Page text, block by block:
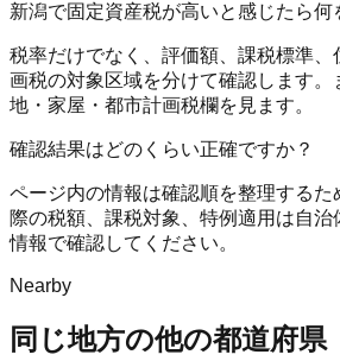
新潟で固定資産税が高いと感じたら何
税率だけでなく、評価額、課税標準
画税の対象区域を分けて確認します。
地・家屋・都市計画税欄を見ます。
確認結果はどのくらい正確ですか？
ページ内の情報は確認順を整理するた
際の税額、課税対象、特例適用は自
情報で確認してください。
Nearby
同じ地方の他の都道府県